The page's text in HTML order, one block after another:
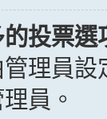
投票選
理員
員。